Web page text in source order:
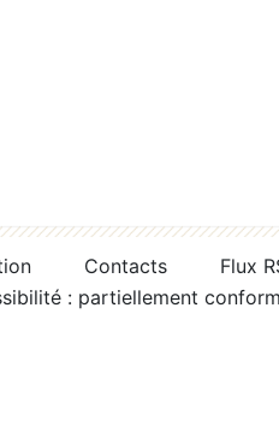
Contacts
Flux
: partiellement